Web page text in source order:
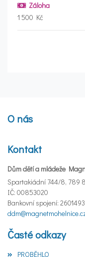
Záloha
1 500 Kč
O nás
Kontakt
Dům dětí a mládeže
Spartakiádní 744/8, 789
IČ: 00853020
Bankovní spojení:
Časté odkazy
PROBĚHLO